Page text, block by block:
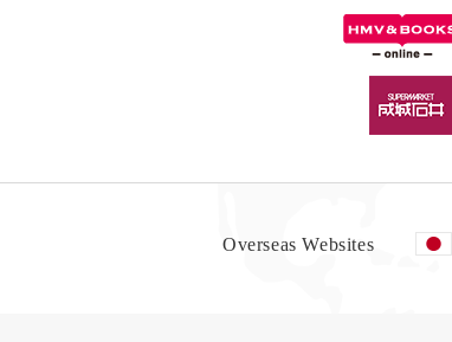
Overseas Websites